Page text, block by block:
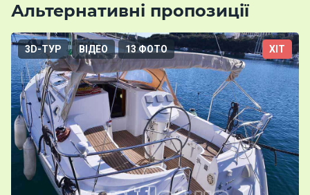
Альтернативні пропозиції
3D-ТУР ВІДЕО 13 ФОТО ХІТ